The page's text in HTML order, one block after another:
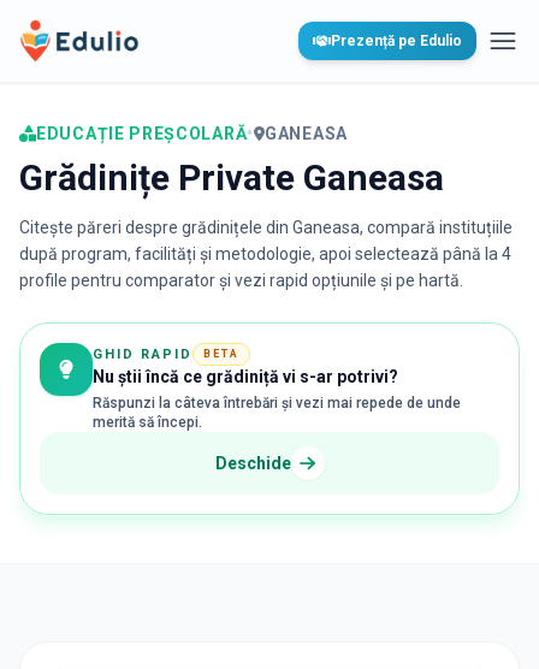
Edulio Prezență pe Edulio
EDUCAȚIE PREȘCOLARĂ• GANEASA
Grădinițe Private Ganeasa
Citește păreri despre grădinițele din Ganeasa, compară instituțiile
după program, facilități și metodologie, apoi selectează până la 4
profile pentru comparator și vezi rapid opțiunile și pe hartă.
GHID RAPID BETA
Nu știi încă ce grădiniță vi s-ar potrivi?
Răspunzi la câteva întrebări și vezi mai repede de unde
merită să începi.
Deschide